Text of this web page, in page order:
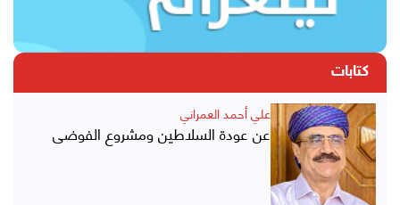
كتابات
علي أحمد العمراني
عن عودة السلاطين ومشروع الفوضى